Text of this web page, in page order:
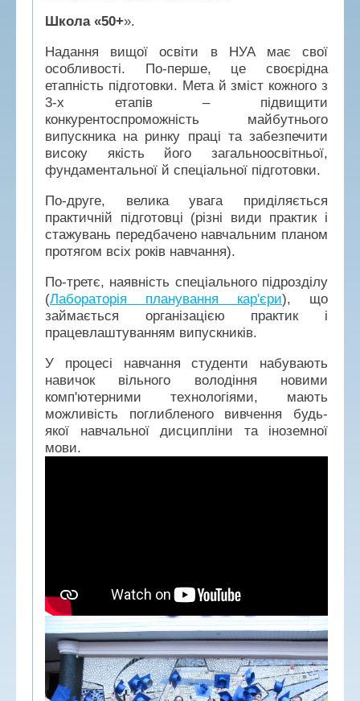
Школа «50+».
Надання вищої освіти в НУА має свої
особливості. По-перше, це своєрідна
етапність підготовки. Мета й зміст кожного з
3-х етапів – підвищити
конкурентоспроможність майбутнього
випускника на ринку праці та забезпечити
високу якість його загальноосвітньої,
фундаментальної й спеціальної підготовки.
По-друге, велика увага приділяється
практичній підготовці (різні види практик і
стажувань передбачено навчальним планом
протягом всіх років навчання).
По-третє, наявність спеціального підрозділу
(Лабораторія планування кар'єри), що
займається організацією практик і
працевлаштуванням випускників.
У процесі навчання студенти набувають
навичок вільного володіння новими
комп'ютерними технологіями, мають
можливість поглибленого вивчення будь-
якої навчальної дисципліни та іноземної
мови.